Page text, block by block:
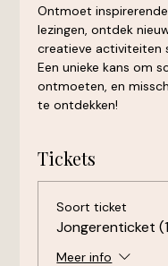
Ontmoet
lezingen, ontdek
creatieve activiteiten
Een unieke kans om
ontmoeten, en
te ontdekken!
Tickets
Soort ticket
Jongerenticket
Meer info